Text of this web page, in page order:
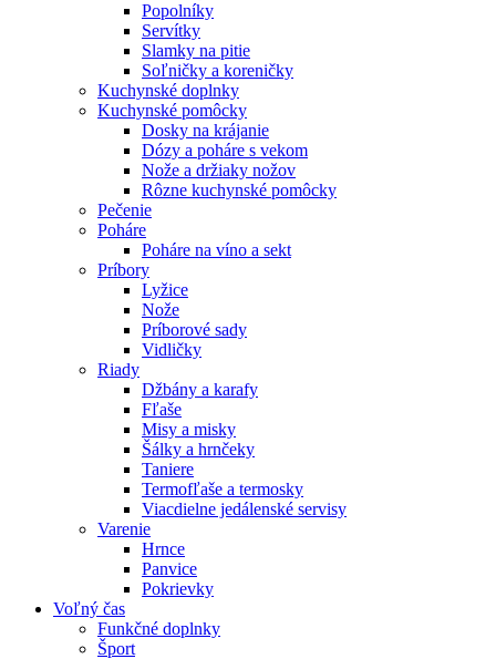
Popolníky
Servítky
Slamky na pitie
Soľničky a koreničky
Kuchynské doplnky
Kuchynské pomôcky
Dosky na krájanie
Dózy a poháre s vekom
Nože a držiaky nožov
Rôzne kuchynské pomôcky
Pečenie
Poháre
Poháre na víno a sekt
Príbory
Lyžice
Nože
Príborové sady
Vidličky
Riady
Džbány a karafy
Fľaše
Misy a misky
Šálky a hrnčeky
Taniere
Termofľaše a termosky
Viacdielne jedálenské servisy
Varenie
Hrnce
Panvice
Pokrievky
Voľný čas
Funkčné doplnky
Šport